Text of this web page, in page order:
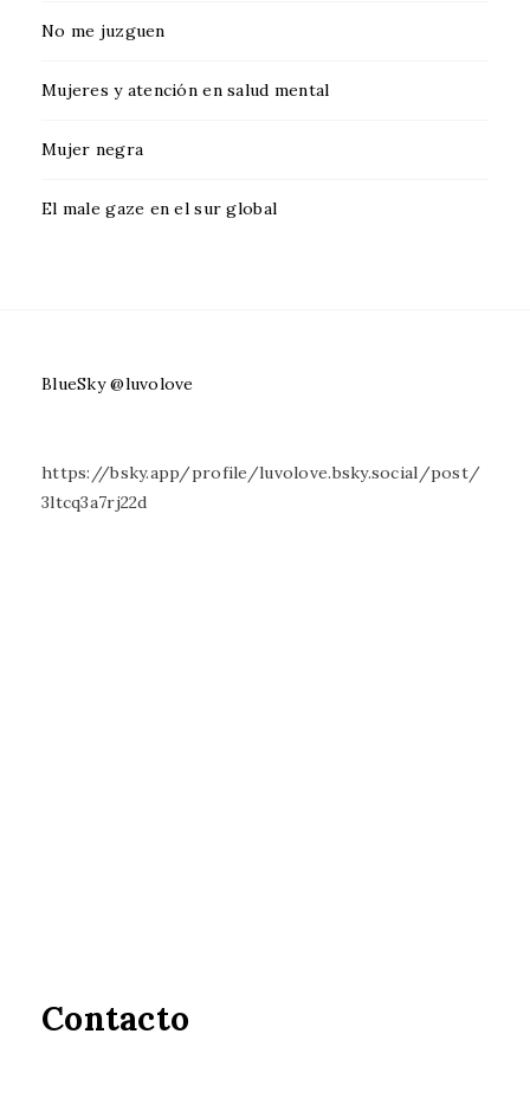
No me juzguen
Mujeres y atención en salud mental
Mujer negra
El male gaze en el sur global
BlueSky @luvolove
https://bsky.app/profile/luvolove.bsky.social/post/
3ltcq3a7rj22d
Contacto